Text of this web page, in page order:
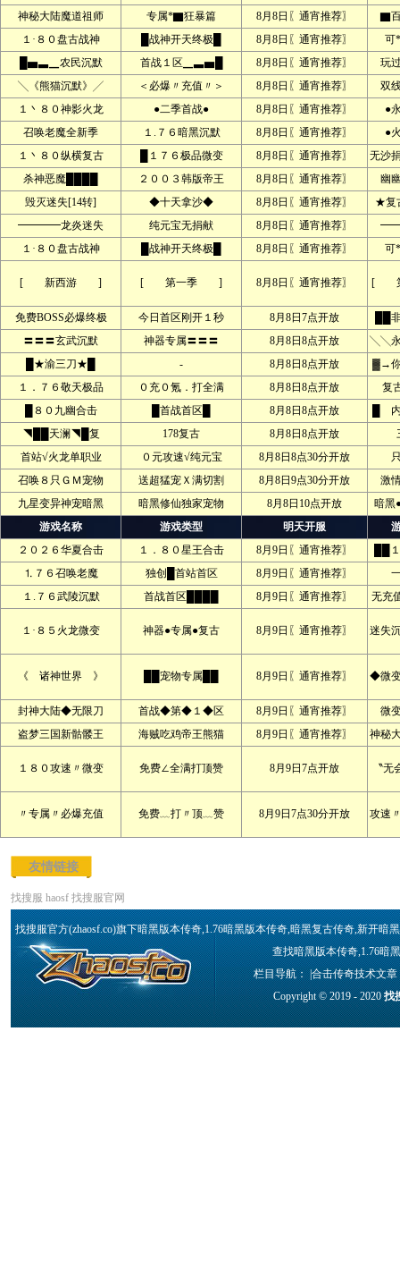
神秘大陆魔道祖师 专属*▇狂暴篇 8月8日〖通宵推荐〗
▇
１·８０盘古战神
█战神开天终极█ 8月8日〖通宵推荐〗
可
█▅▃▁农民沉默
首战１区▁▃▅█ 8月8日〖通宵推荐〗
玩
╲《熊猫沉默》╱
＜必爆〃充值〃＞ 8月8日〖通宵推荐〗
双
１丶８０神影火龙
●二季首战● 8月8日〖通宵推荐〗
●
召唤老魔全新季
１.７６暗黑沉默 8月8日〖通宵推荐〗
●
１丶８０纵横复古
█１７６极品微变 8月8日〖通宵推荐〗
无沙
杀神恶魔████
２００３韩版帝王 8月8日〖通宵推荐〗
幽
毁灭迷失[14转]
◆十天拿沙◆ 8月8日〖通宵推荐〗
★复
━━━━龙炎迷失
纯元宝无捐献 8月8日〖通宵推荐〗
━━
１·８０盘古战神
█战神开天终极█ 8月8日〖通宵推荐〗 可
[ 新西游 ] [ 第一季 ] 8月8日〖通宵推荐〗 [
免费BOSS必爆终极 今日首区刚开１秒 8月8日7点开放
██
〓〓〓玄武沉默
神器专属〓〓〓 8月8日8点开放
╲╲
█★渝三刀★█
- 8月8日8点开放
▓→
１．７６敬天极品
０充０氪．打全满 8月8日8点开放
复
█８０九幽合击
█首战首区█ 8月8日8点开放
█
◥██天澜◥█复
178复古 8月8日8点开放
首站√火龙单职业
０元攻速√纯元宝 8月8日8点30分开放
召唤８只ＧＭ宠物
送超猛宠Ｘ满切割 8月8日9点30分开放
激
九星变异神宠暗黑
暗黑修仙独家宠物 8月8日10点开放
暗黑
游戏名称
游戏类型 明天开服
２０２６华夏合击
１．８０星王合击 8月9日〖通宵推荐〗
██
⒈７６召唤老魔
独创█首站首区 8月9日〖通宵推荐〗
１.７６武陵沉默
首战首区████ 8月9日〖通宵推荐〗 无充
１·８５火龙微变 神器●专属●复古 8月9日〖通宵推荐〗 迷失
《 诸神世界 》 ██宠物专属██ 8月9日〖通宵推荐〗 ◆微
封神大陆◆无限刀 首战◆第◆１◆区 8月9日〖通宵推荐〗
微
盗梦三国新骷髅王
海贼吃鸡帝王熊猫 8月9日〖通宵推荐〗 神秘
１８０攻速〃微变 免费∠全满打顶赞 8月9日7点开放 〝
〃专属〃必爆充值 免费﹏打〃顶﹏赞 8月9日7点30分开放 攻速
友情链接
找搜服 haosf 找搜服官网
找搜服官方(zhaosf.co)旗下暗黑版本传奇,1.76暗黑版本传奇,暗黑复古传奇,新开
查找暗黑版本传奇,1.76暗
栏目导航： |合击传奇技术文章
Copyright © 2019 - 2020找